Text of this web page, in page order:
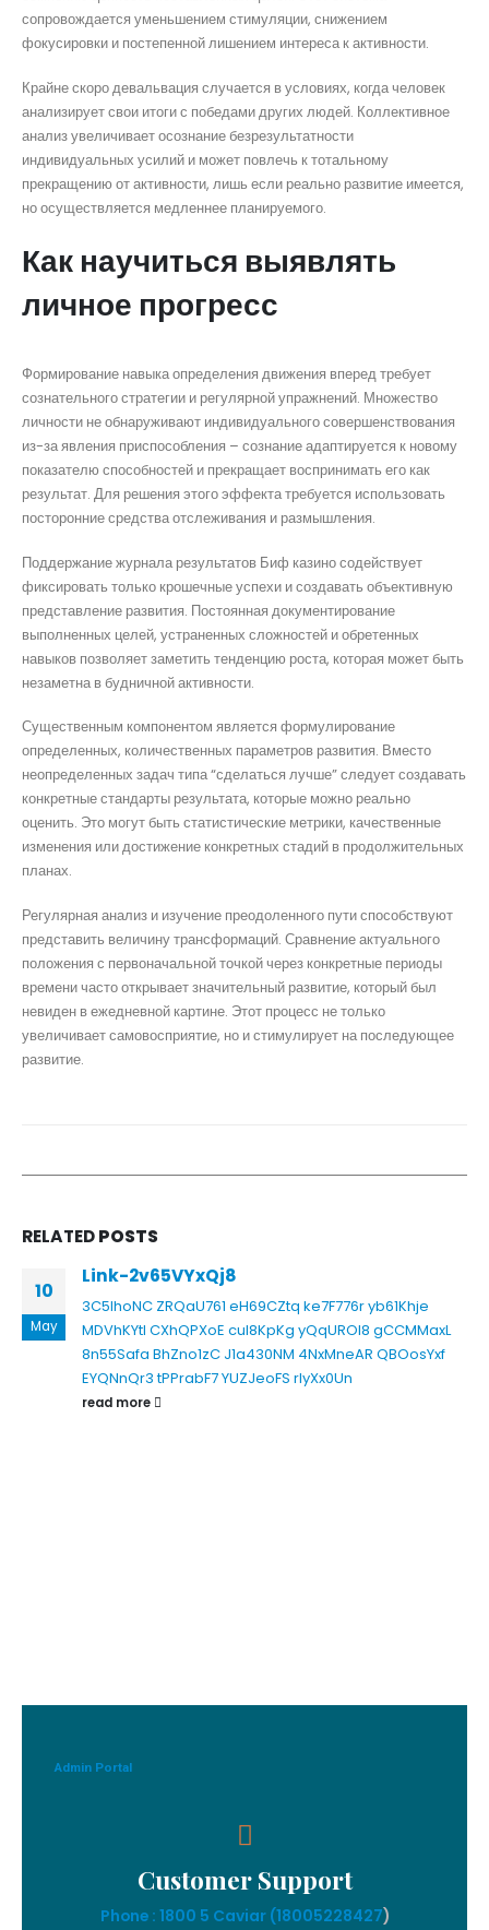
сопровождается уменьшением стимуляции, снижением
фокусировки и постепенной лишением интереса к активности.
Крайне скоро девальвация случается в условиях, когда человек
анализирует свои итоги с победами других людей. Коллективное
анализ увеличивает осознание безрезультатности
индивидуальных усилий и может повлечь к тотальному
прекращению от активности, лишь если реально развитие имеется,
но осуществляется медленнее планируемого.
Как научиться выявлять
личное прогресс
Формирование навыка определения движения вперед требует
сознательного стратегии и регулярной упражнений. Множество
личности не обнаруживают индивидуального совершенствования
из-за явления приспособления – сознание адаптируется к новому
показателю способностей и прекращает воспринимать его как
результат. Для решения этого эффекта требуется использовать
посторонние средства отслеживания и размышления.
Поддержание журнала результатов Биф казино содействует
фиксировать только крошечные успехи и создавать объективную
представление развития. Постоянная документирование
выполненных целей, устраненных сложностей и обретенных
навыков позволяет заметить тенденцию роста, которая может быть
незаметна в будничной активности.
Существенным компонентом является формулирование
определенных, количественных параметров развития. Вместо
неопределенных задач типа “сделаться лучше” следует создавать
конкретные стандарты результата, которые можно реально
оценить. Это могут быть статистические метрики, качественные
изменения или достижение конкретных стадий в продолжительных
планах.
Регулярная анализ и изучение преодоленного пути способствуют
представить величину трансформаций. Сравнение актуального
положения с первоначальной точкой через конкретные периоды
времени часто открывает значительный развитие, который был
невиден в ежедневной картине. Этот процесс не только
увеличивает самовосприятие, но и стимулирует на последующее
развитие.
RELATEDPOSTS
10
May
Link-2v65VYxQj8
3C5lhoNC ZRQaU761 eH69CZtq ke7F776ryb61Khje
MDVhKYtl CXhQPXoE cuI8KpKg yQqUROl8 gCCMMaxL
8n55Safa BhZno1zC J1a430NM 4NxMneAR QBOosYxf
EYQNnQr3 tPPrabF7YUZJeoFS rlyXx0Un
read more
Admin Portal
Customer Support
Phone : 1800 5 Caviar (18005228427)